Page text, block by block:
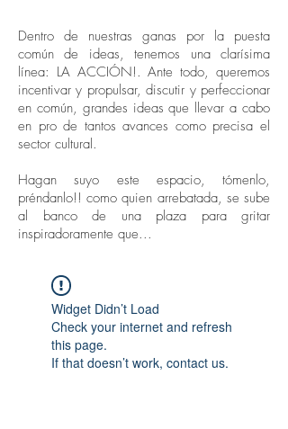
Dentro de nuestras ganas por la puesta
común de ideas, tenemos una clarísima
línea: LA ACCIÓN!. Ante todo, queremos
incentivar y propulsar, discutir y perfeccionar
en común, grandes ideas que llevar a cabo
en pro de tantos avances como precisa el
sector cultural.
Hagan suyo este espacio, tómenlo,
préndanlo!! como quien arrebatada, se sube
al banco de una plaza para gritar
inspiradoramente que...
Widget Didn’t Load
Check your internet and refresh
this page.
If that doesn’t work, contact us.